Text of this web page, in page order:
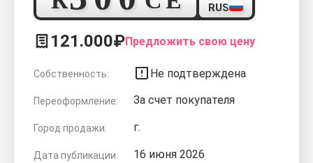
RUS
121.000₽Предложить свою цену
Собственность: Не подтверждена
Переоформление: За счет покупателя
Город продажи: г.
Дата публикации: 16 июня 2026